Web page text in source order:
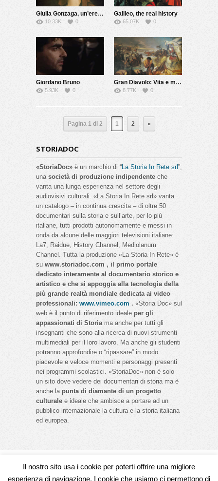
Giulia Gonzaga, un’eretica del Cinquecento
10.33K 0
Galileo, the real history
65.07K 0
Giordano Bruno
5.93K 0
Gran Diavolo: Vita e morte di Giovanni dalle Bande Nere
8.77K 0
Pagina 1 di 2 1 2 »
STORIADOC
«StoriaDoc» è un marchio di “La Storia In Rete srl ”,
una società di produzione indipendente che
vanta una lunga esperienza nel settore degli
audiovisivi culturali. «La Storia In Rete srl» vanta
un catalogo – in continua crescita – di oltre 50
documentari sulla storia e sull’arte, per lo più
italiane, tutti prodotti autonomamente e messi in
onda da alcune delle maggiori televisioni italiane:
La7, Raidue, History Channel, Mediolanum
Channel. Tutta la produzione «La Storia In Rete» è
su www.storiadoc.com , il primo portale
dedicato interamente al documentario storico e
artistico e che si appoggia alla tecnologia della
più grande realtà mondiale dedicata ai video
professionali: www.vimeo.com . «Storia Doc» sul
web è il punto di riferimento ideale per gli
appassionati di Storiama anche per tutti gli
insegnanti che sono alla ricerca di nuovi strumenti
multimediali per il loro lavoro. Ma anche gli studenti
potranno approfondire o “ripassare” in modo
piacevole e veloce momenti e personaggi presenti
nei programmi scolastici. «StoriaDoc» non è solo
un sito dove vedere dei documentari di storia ma è
anche la punta di diamante di un progetto
culturale e ideale che ambisce a portare ad un
pubblico internazionale la cultura e la storia italiana
ed europea.
Seguici su
Il nostro sito usa i cookie per poterti offrire una migliore
esperienza di navigazione. I cookie che usiamo ci permettono di